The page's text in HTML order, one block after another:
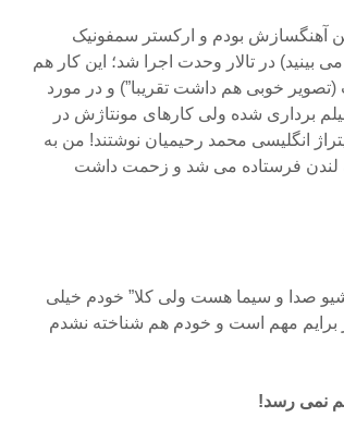
آهنگسازش بودم و ارکستر سمفونیک
بینید) در تالار وحدت اجرا شد؛ این کار هم
خوبی هم داشت تقریبا”) و در مورد
برداری شده ولی کارهای مونتاژش در
انگلیسی محمد رحیمیان نوشتند! من به
به لندن فرستاده می شد و زحمت داشت
صدا و سیما هست ولی کلا” خودم خیلی
مهم است و خودم هم شناخته نشدم
نمی رسد!